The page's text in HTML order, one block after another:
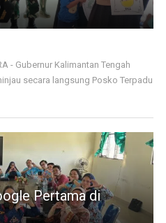
- Gubernur Kalimantan Tengah
secara langsung Posko Terpadu
Pertama di